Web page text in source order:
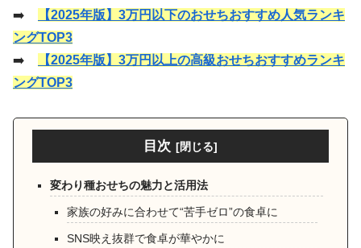
➡️
【2025年版】3万円以下のおせちおすすめ人気ランキ
ングTOP3
➡️
【2025年版】3万円以上の高級おせちおすすめランキ
ングTOP3
目次
変わり種おせちの魅力と活用法
家族の好みに合わせて“苦手ゼロ”の食卓に
SNS映え抜群で食卓が華やかに